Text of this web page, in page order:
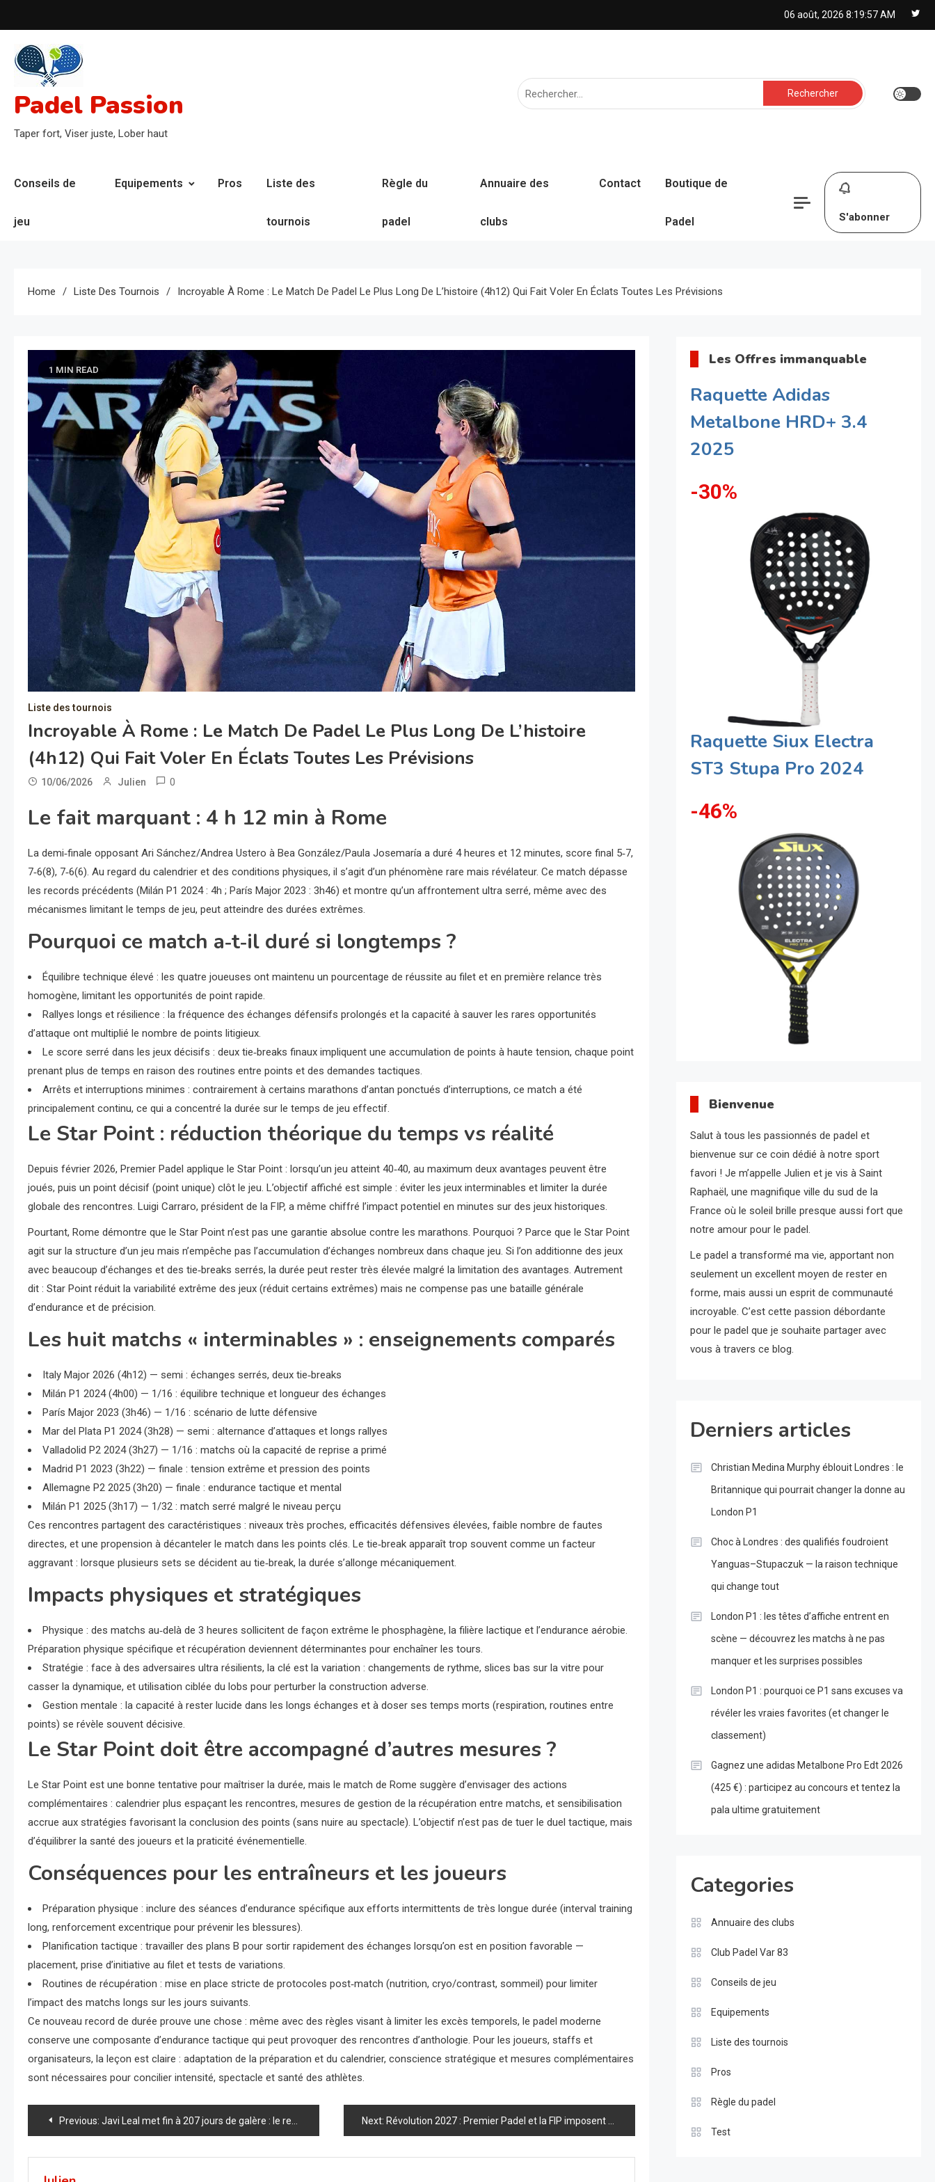
to
content
06 août, 2026 8:19:58 AM
Padel Passion
Taper fort, Viser juste, Lober haut
Rechercher :
Conseils de
jeu
Equipements Pros Liste des
tournois
Règle du
padel
Annuaire des
clubs
Contact Boutique de
Padel S'abonner
Home Liste Des Tournois Incroyable À Rome : Le Match De Padel Le Plus Long De L’histoire (4h12) Qui Fait Voler En Éclats Toutes Les Prévisions
1 MIN READ
Liste des tournois
Incroyable À Rome : Le Match De Padel Le Plus Long De L’histoire
(4h12) Qui Fait Voler En Éclats Toutes Les Prévisions
10/06/2026 Julien 0
Le fait marquant : 4 h 12 min à Rome
La demi‑finale opposant Ari Sánchez/Andrea Ustero à Bea González/Paula Josemaría a duré 4 heures et 12 minutes, score final 5‑7,
7‑6(8), 7‑6(6). Au regard du calendrier et des conditions physiques, il s’agit d’un phénomène rare mais révélateur. Ce match dépasse
les records précédents (Milán P1 2024 : 4h ; París Major 2023 : 3h46) et montre qu’un affrontement ultra serré, même avec des
mécanismes limitant le temps de jeu, peut atteindre des durées extrêmes.
Pourquoi ce match a‑t‑il duré si longtemps ?
Équilibre technique élevé : les quatre joueuses ont maintenu un pourcentage de réussite au filet et en première relance très
homogène, limitant les opportunités de point rapide.
Rallyes longs et résilience : la fréquence des échanges défensifs prolongés et la capacité à sauver les rares opportunités
d’attaque ont multiplié le nombre de points litigieux.
Le score serré dans les jeux décisifs : deux tie‑breaks finaux impliquent une accumulation de points à haute tension, chaque point
prenant plus de temps en raison des routines entre points et des demandes tactiques.
Arrêts et interruptions minimes : contrairement à certains marathons d’antan ponctués d’interruptions, ce match a été
principalement continu, ce qui a concentré la durée sur le temps de jeu effectif.
Le Star Point : réduction théorique du temps vs réalité
Depuis février 2026, Premier Padel applique le Star Point : lorsqu’un jeu atteint 40‑40, au maximum deux avantages peuvent être
joués, puis un point décisif (point unique) clôt le jeu. L’objectif affiché est simple : éviter les jeux interminables et limiter la durée
globale des rencontres. Luigi Carraro, président de la FIP, a même chiffré l’impact potentiel en minutes sur des jeux historiques.
Pourtant, Rome démontre que le Star Point n’est pas une garantie absolue contre les marathons. Pourquoi ? Parce que le Star Point
agit sur la structure d’un jeu mais n’empêche pas l’accumulation d’échanges nombreux dans chaque jeu. Si l’on additionne des jeux
avec beaucoup d’échanges et des tie‑breaks serrés, la durée peut rester très élevée malgré la limitation des avantages. Autrement
dit : Star Point réduit la variabilité extrême des jeux (réduit certains extrêmes) mais ne compense pas une bataille générale
d’endurance et de précision.
Les huit matchs « interminables » : enseignements comparés
Italy Major 2026 (4h12) — semi : échanges serrés, deux tie‑breaks
Milán P1 2024 (4h00) — 1/16 : équilibre technique et longueur des échanges
París Major 2023 (3h46) — 1/16 : scénario de lutte défensive
Mar del Plata P1 2024 (3h28) — semi : alternance d’attaques et longs rallyes
Valladolid P2 2024 (3h27) — 1/16 : matchs où la capacité de reprise a primé
Madrid P1 2023 (3h22) — finale : tension extrême et pression des points
Allemagne P2 2025 (3h20) — finale : endurance tactique et mental
Milán P1 2025 (3h17) — 1/32 : match serré malgré le niveau perçu
Ces rencontres partagent des caractéristiques : niveaux très proches, efficacités défensives élevées, faible nombre de fautes
directes, et une propension à décanteler le match dans les points clés. Le tie‑break apparaît trop souvent comme un facteur
aggravant : lorsque plusieurs sets se décident au tie‑break, la durée s’allonge mécaniquement.
Impacts physiques et stratégiques
Physique : des matchs au‑delà de 3 heures sollicitent de façon extrême le phosphagène, la filière lactique et l’endurance aérobie.
Préparation physique spécifique et récupération deviennent déterminantes pour enchaîner les tours.
Stratégie : face à des adversaires ultra résilients, la clé est la variation : changements de rythme, slices bas sur la vitre pour
casser la dynamique, et utilisation ciblée du lobs pour perturber la construction adverse.
Gestion mentale : la capacité à rester lucide dans les longs échanges et à doser ses temps morts (respiration, routines entre
points) se révèle souvent décisive.
Le Star Point doit être accompagné d’autres mesures ?
Le Star Point est une bonne tentative pour maîtriser la durée, mais le match de Rome suggère d’envisager des actions
complémentaires : calendrier plus espaçant les rencontres, mesures de gestion de la récupération entre matchs, et sensibilisation
accrue aux stratégies favorisant la conclusion des points (sans nuire au spectacle). L’objectif n’est pas de tuer le duel tactique, mais
d’équilibrer la santé des joueurs et la praticité événementielle.
Conséquences pour les entraîneurs et les joueurs
Préparation physique : inclure des séances d’endurance spécifique aux efforts intermittents de très longue durée (interval training
long, renforcement excentrique pour prévenir les blessures).
Planification tactique : travailler des plans B pour sortir rapidement des échanges lorsqu’on est en position favorable —
placement, prise d’initiative au filet et tests de variations.
Routines de récupération : mise en place stricte de protocoles post‑match (nutrition, cryo/contrast, sommeil) pour limiter
l’impact des matchs longs sur les jours suivants.
Ce nouveau record de durée prouve une chose : même avec des règles visant à limiter les excès temporels, le padel moderne
conserve une composante d’endurance tactique qui peut provoquer des rencontres d’anthologie. Pour les joueurs, staffs et
organisateurs, la leçon est claire : adaptation de la préparation et du calendrier, conscience stratégique et mesures complémentaires
sont nécessaires pour concilier intensité, spectacle et santé des athlètes.
Navigation
de
Previous: Javi Leal met fin à 207 jours de galère : le retour explosif qui secoue le Valencia P1 Next: Révolution 2027 : Premier Padel et la FIP imposent des règles choc qui vont bouleverser le circuit et protéger les joueurs
Les Offres immanquable
Raquette Adidas
Metalbone HRD+ 3.4
2025
-30%
Raquette Siux Electra
ST3 Stupa Pro 2024
-46%
Bienvenue
Salut à tous les passionnés de padel et
bienvenue sur ce coin dédié à notre sport
favori ! Je m’appelle Julien et je vis à Saint
Raphaël, une magnifique ville du sud de la
France où le soleil brille presque aussi fort que
notre amour pour le padel.
Le padel a transformé ma vie, apportant non
seulement un excellent moyen de rester en
forme, mais aussi un esprit de communauté
incroyable. C’est cette passion débordante
pour le padel que je souhaite partager avec
vous à travers ce blog.
Derniers articles
Christian Medina Murphy éblouit Londres : le
Britannique qui pourrait changer la donne au
London P1
Choc à Londres : des qualifiés foudroient
Yanguas–Stupaczuk — la raison technique
qui change tout
London P1 : les têtes d’affiche entrent en
scène — découvrez les matchs à ne pas
manquer et les surprises possibles
London P1 : pourquoi ce P1 sans excuses va
révéler les vraies favorites (et changer le
classement)
Gagnez une adidas Metalbone Pro Edt 2026
(425 €) : participez au concours et tentez la
pala ultime gratuitement
Categories
Annuaire des clubs
Club Padel Var 83
Conseils de jeu
Equipements
Liste des tournois
Pros
Règle du padel
Test